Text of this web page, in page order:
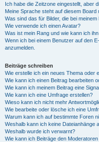
Ich habe die Zeitzone eingestellt, aber
Meine Sprache steht auf diesem Board
Was sind das für Bilder, die bei
Wie verwende ich einen Avatar?
Was ist mein Rang und wie kann ich
Wenn ich bei einem Benutzer auf den
anzumelden.
Beiträge schreiben
Wie erstelle ich ein neues Thema oder
Wie kann ich einen Beitrag bearbeiten
Wie kann ich meinem Beitrag eine
Wie kann ich eine Umfrage erstellen?
Wieso kann ich nicht mehr
Wie bearbeite oder lösche ich eine
Warum kann ich auf bestimmte Foren
Weshalb kann ich keine Dateianhänge
Weshalb wurde ich verwarnt?
Wie kann ich Beiträge den